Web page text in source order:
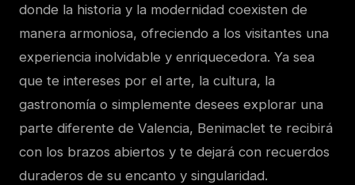
donde la historia y la modernidad coexisten de
manera armoniosa, ofreciendo a los visitantes una
experiencia inolvidable y enriquecedora. Ya sea
que te intereses por el arte, la cultura, la
gastronomía o simplemente desees explorar una
parte diferente de Valencia, Benimaclet te recibirá
con los brazos abiertos y te dejará con recuerdos
duraderos de su encanto y singularidad.